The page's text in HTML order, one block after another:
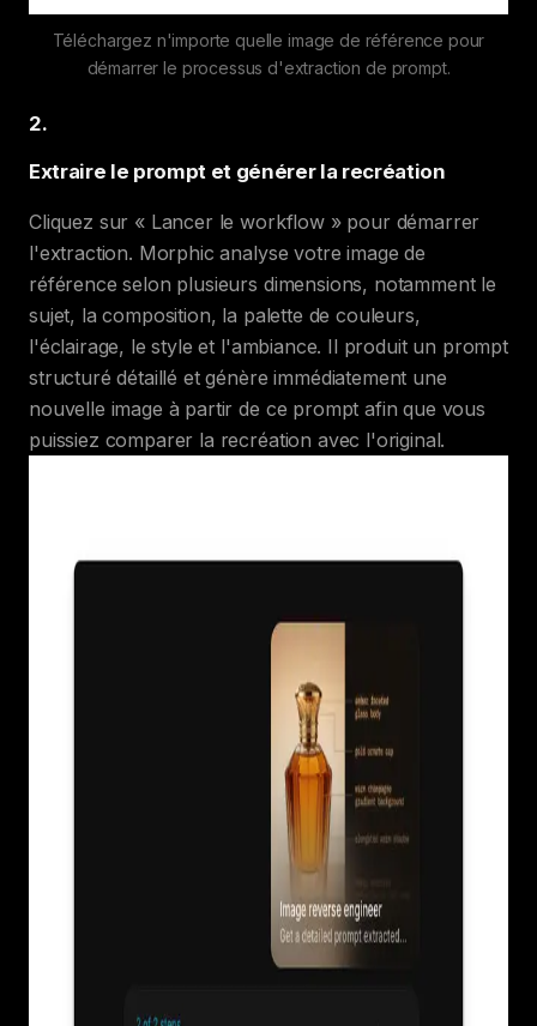
Téléchargez n'importe quelle image de référence pour
démarrer le processus d'extraction de prompt.
2.
Extraire le prompt et générer la recréation
Cliquez sur « Lancer le workflow » pour démarrer
l'extraction. Morphic analyse votre image de
référence selon plusieurs dimensions, notamment le
sujet, la composition, la palette de couleurs,
l'éclairage, le style et l'ambiance. Il produit un prompt
structuré détaillé et génère immédiatement une
nouvelle image à partir de ce prompt afin que vous
puissiez comparer la recréation avec l'original.